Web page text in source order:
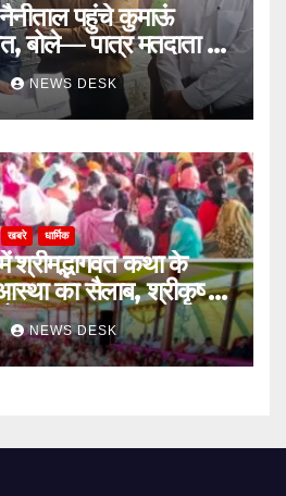
नैनीताल पहुंचे कुमाऊं
बोले— पात्र मतदाता का
पर कराएं सत्यापन
NEWS DESK
खबरे धार्मिक
में श्रीमद्भागवत कथा के
का सैलाब, श्रीकृष्ण
हुए श्रद्धालु
NEWS DESK